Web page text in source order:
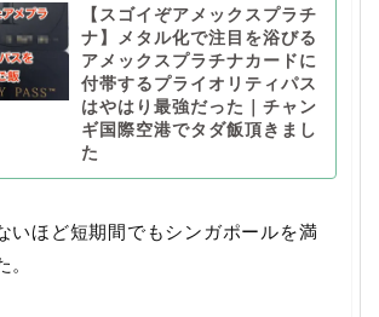
【スゴイぞアメックスプラチ
ナ】メタル化で注目を浴びる
アメックスプラチナカードに
付帯するプライオリティパス
はやはり最強だった｜チャン
ギ国際空港でタダ飯頂きまし
た
いほど短期間でもシンガポールを満